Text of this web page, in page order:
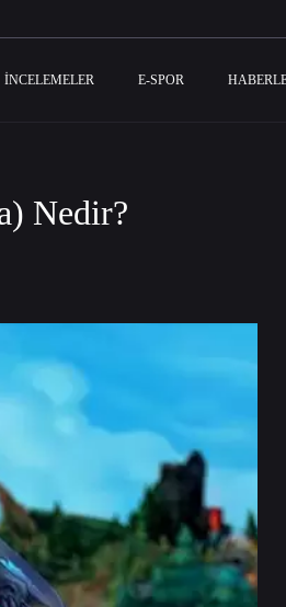
İNCELEMELER E-SPOR
Nedir?